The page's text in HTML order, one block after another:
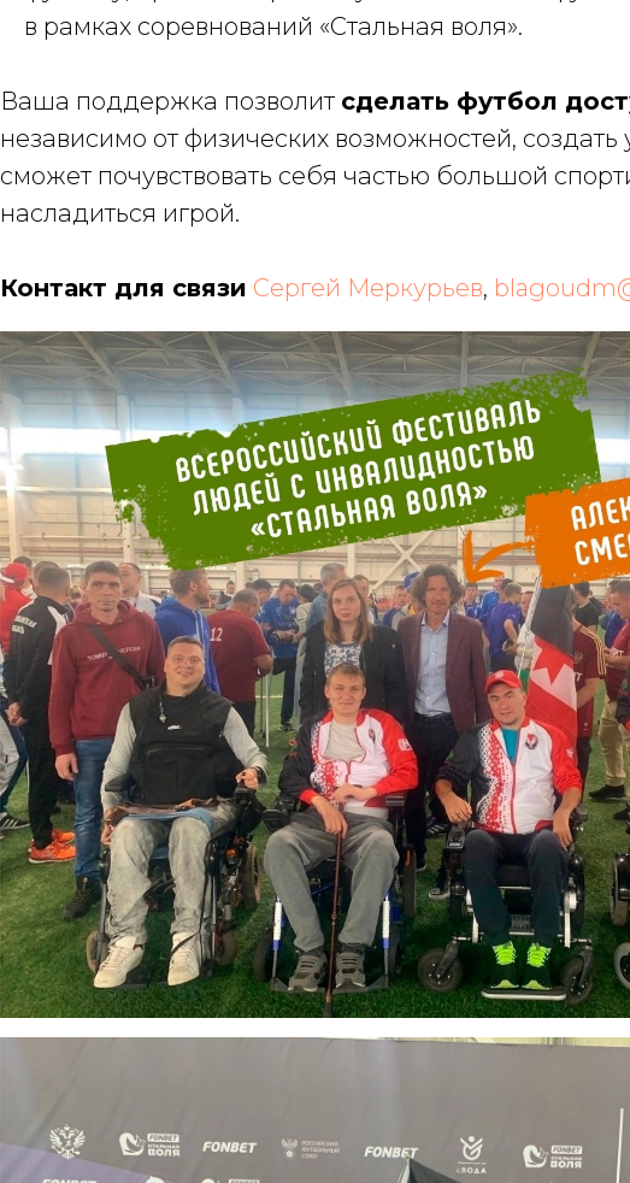
в рамках соревнований «Стальная воля».
Ваша поддержка позволит сделать футбол
независимо от физических возможностей,
сможет почувствовать себя частью большой
насладиться игрой.
Контакт для связи Сергей Меркурьев,